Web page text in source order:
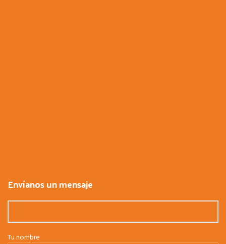
Envíanos un mensaje
Tu nombre